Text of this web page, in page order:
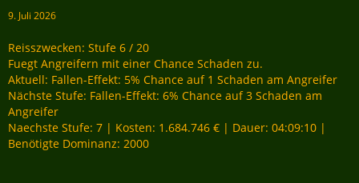
9. Juli 2026
Reisszwecken: Stufe 6 / 20
Fuegt Angreifern mit einer Chance Schaden zu.
Aktuell: Fallen-Effekt: 5% Chance auf 1 Schaden am Angreifer
Nächste Stufe: Fallen-Effekt: 6% Chance auf 3 Schaden am
Angreifer
Naechste Stufe: 7 | Kosten: 1.684.746 € | Dauer: 04:09:10 |
Benötigte Dominanz: 2000